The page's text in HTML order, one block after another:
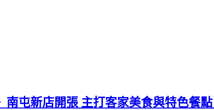
屯新店開張 主打客家美食與特色餐